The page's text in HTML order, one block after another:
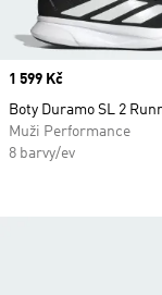
Price
1 599 Kč
Boty Duramo SL 2
Muži Performance
8 barvy/ev